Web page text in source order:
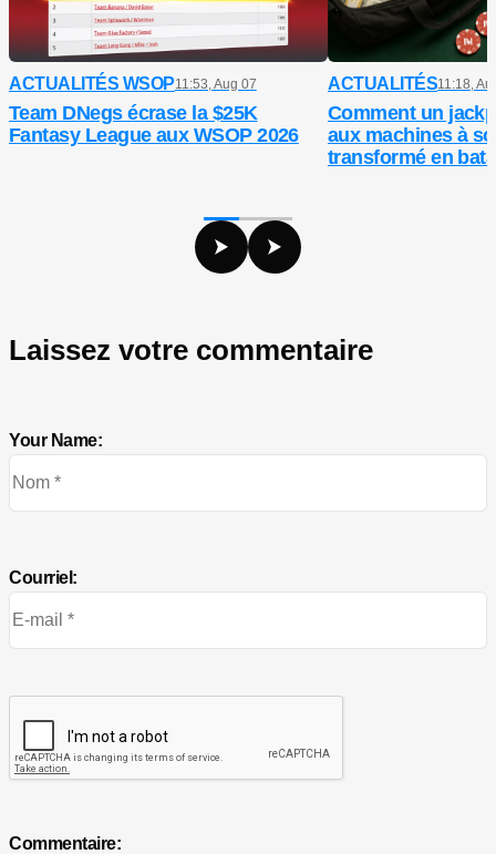
ACTUALITÉS WSOP11:53, Aug 07
Team DNegs écrase la $25K
Fantasy League aux WSOP 2026
ACTUALITÉS11:18,
Comment un
aux machines à
transformé en
Laissez votre commentaire
Your Name:
Courriel:
Commentaire: